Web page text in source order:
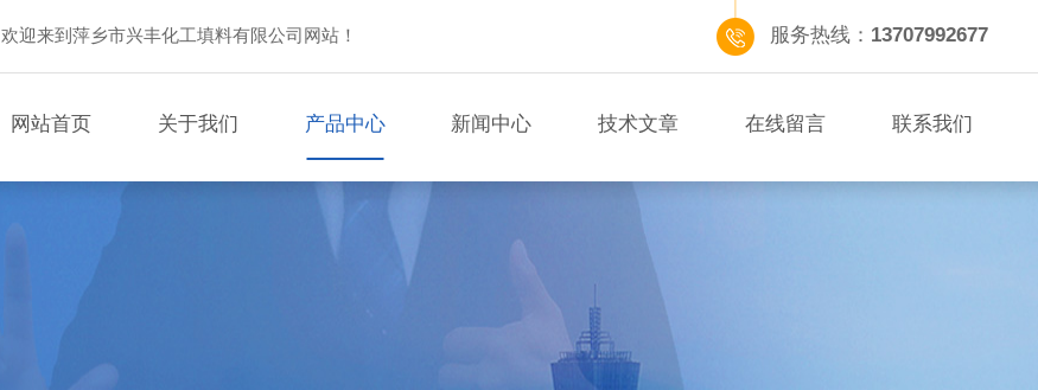
欢迎来到萍乡市兴丰化工填料有限公司网站！ 服务热线： 13707992677
网站首页 关于我们 产品中心 新闻中心 技术文章 在线留言 联系我们